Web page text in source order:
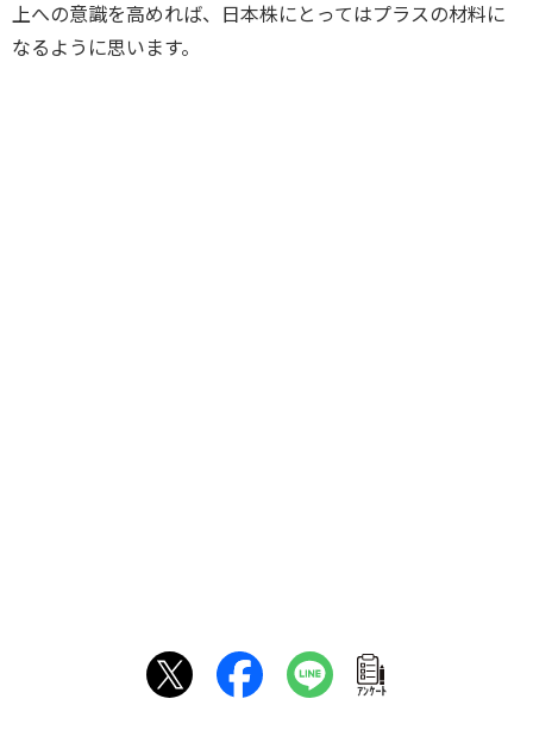
上への意識を高めれば、日本株にとってはプラスの材料に
なるように思います。
ｱﾝｹｰﾄ